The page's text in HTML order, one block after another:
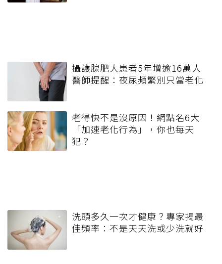
攝護腺肥大患者5年增逾16萬人
醫師提醒：夜尿頻繁別只當老化
老得快不是沒原因！網點名6大
「加速老化行為」，你也每天
犯？
洗頭多久一次才健康？專家揭最
佳頻率：不是天天洗或少洗就好